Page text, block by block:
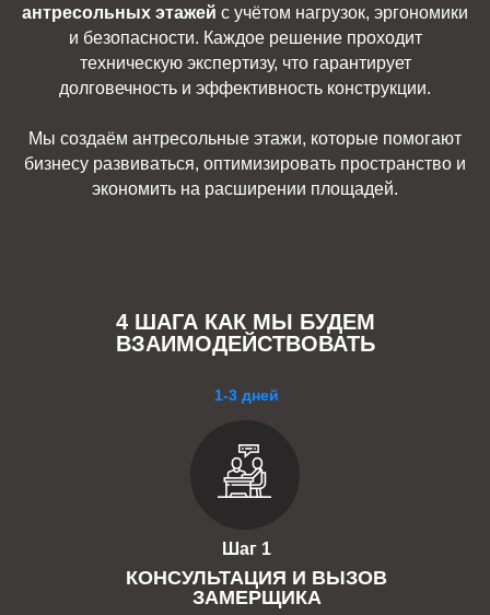
антресольных этажей с учётом нагрузок, эргономики
и безопасности. Каждое решение проходит
техническую экспертизу, что гарантирует
долговечность и эффективность конструкции.
Мы создаём антресольные этажи, которые помогают
бизнесу развиваться, оптимизировать пространство и
экономить на расширении площадей.
4 ШАГА КАК МЫ БУДЕМ
ВЗАИМОДЕЙСТВОВАТЬ
1-3 дней
Шаг 1
КОНСУЛЬТАЦИЯ И ВЫЗОВ
ЗАМЕРЩИКА